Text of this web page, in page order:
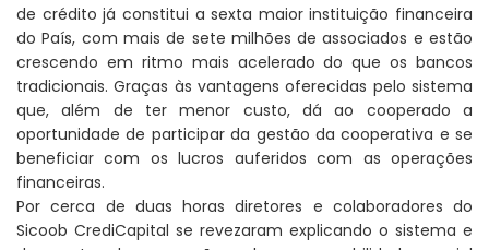
de crédito já constitui a sexta maior instituição financeira
do País, com mais de sete milhões de associados e estão
crescendo em ritmo mais acelerado do que os bancos
tradicionais. Graças às vantagens oferecidas pelo sistema
que, além de ter menor custo, dá ao cooperado a
oportunidade de participar da gestão da cooperativa e se
beneficiar com os lucros auferidos com as operações
financeiras.
Por cerca de duas horas diretores e colaboradores do
Sicoob CrediCapital se revezaram explicando o sistema e